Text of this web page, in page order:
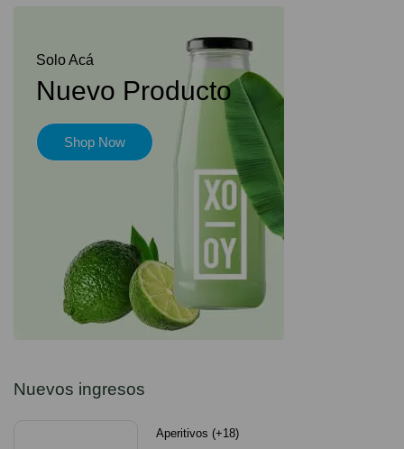
Solo Acá
Nuevo Producto
Shop Now
Nuevos ingresos
Aperitivos (+18)